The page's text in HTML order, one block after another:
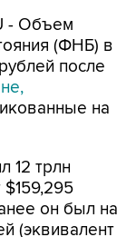
- Объем
(ФНБ) в
после
на
12 трлн
он был на
(эквивалент